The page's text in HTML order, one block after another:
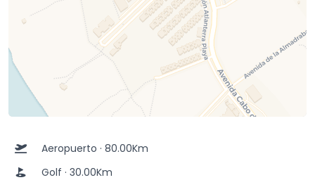
Aeropuerto · 80.00Km
Golf · 30.00Km